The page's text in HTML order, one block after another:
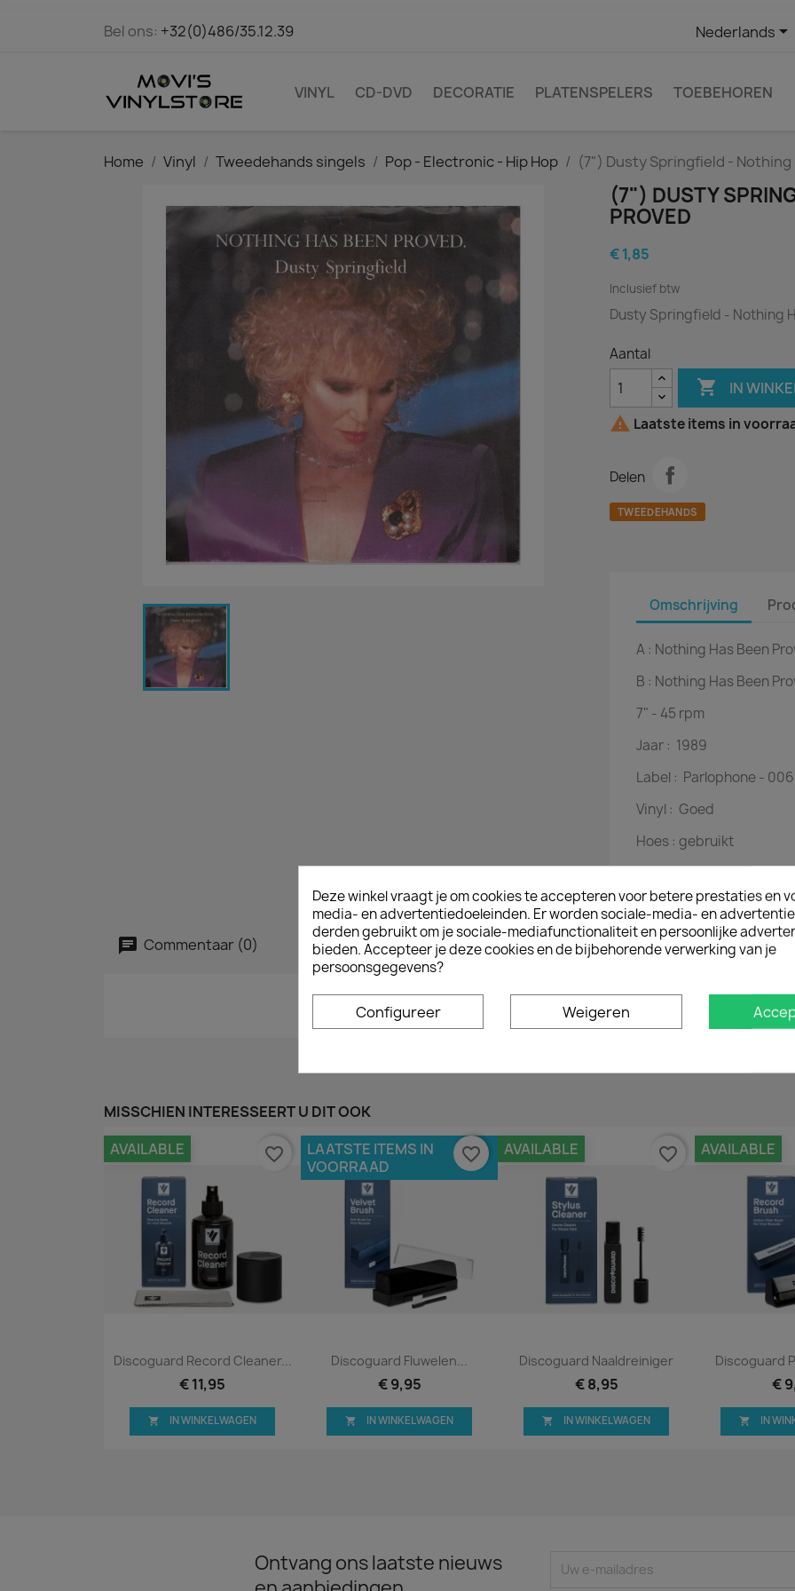
Bel ons: +32(0)486/35.12.39 Nederlands
VINYL CD-DVD DECORATIE PLATENSPELERS TOEBEHOREN
Home Vinyl Tweedehands singels Pop - Electronic - Hip Hop (7") Dusty Springfield - Nothing
(7") DUSTY
PROVED
€ 1,85
Inclusief btw
Dusty Springfield - Nothing
Aantal
 IN
 Laatste items in
Delen
TWEEDEHANDS
Omschrijving
A : Nothing Has Been
B : Nothing Has Been
7" - 45 rpm
Jaar : 1989
Label : Parlophone -
Vinyl : Goed
Hoes : gebruikt
Commentaar (0)
Geen klantenbeoordelingen op het moment.
MISSCHIEN INTERESSEERT U DIT OOK
Snel bekijken
Discoguard Record Cleaner...
€ 11,95
AVAILABLE
 IN WINKELWAGEN
favorite_border
Snel bekijken
Discoguard Fluwelen...
€ 9,95
LAATSTE ITEMS IN
VOORRAAD
 IN WINKELWAGEN
favorite_border
Snel bekijken
Discoguard Naaldreiniger
€ 8,95
AVAILABLE
 IN WINKELWAGEN
favorite_border
Snel
Discoguard
€
AVAILABLE
 IN
Ontvang ons laatste nieuws
Deze winkel vraagt je om cookies te accepteren voor betere prestaties en
media- en advertentiedoeleinden. Er worden sociale-media- en
derden gebruikt om je sociale-mediafunctionaliteit en persoonlijke
bieden. Accepteer je deze cookies en de bijbehorende verwerking van je
persoonsgegevens?
Configureer Weigeren